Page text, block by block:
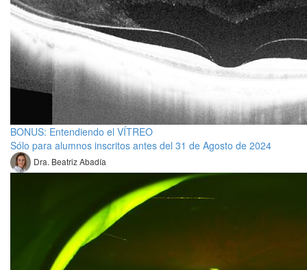
BONUS: Entendiendo el VÍTREO
Sólo para alumnos inscritos antes del 31 de Agosto de 2024
Dra. Beatriz Abadía